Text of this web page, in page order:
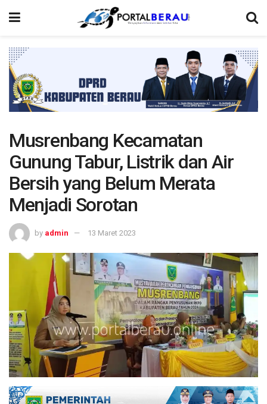
Musrenbang Kecamatan
Gunung Tabur, Listrik dan Air
Bersih yang Belum Merata
Menjadi Sorotan
by admin 13 Maret 2023